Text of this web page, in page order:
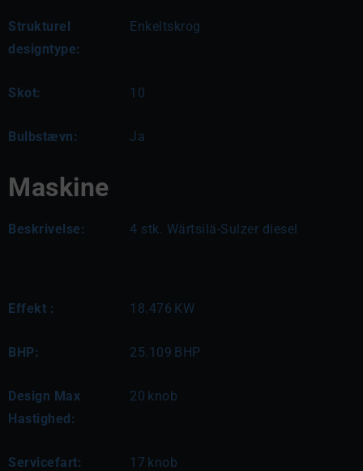
Strukturel
designtype:
Enkeltskrog
Skot: 10
Bulbstævn: Ja
Maskine
Beskrivelse: 4 stk. Wärtsilä-Sulzer diesel
Effekt : 18.476 KW
BHP: 25.109 BHP
Design Max
Hastighed:
20 knob
Servicefart: 17 knob